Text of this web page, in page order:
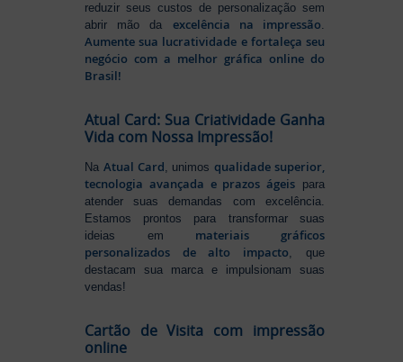
reduzir seus custos de personalização sem
abrir mão da excelência na impressão.
Aumente sua lucratividade e fortaleça seu
negócio com a melhor gráfica online do
Brasil!
Atual Card: Sua Criatividade Ganha
Vida com Nossa Impressão!
Na Atual Card , unimos qualidade superior,
tecnologia avançada e prazos ágeispara
atender suas demandas com excelência.
Estamos prontos para transformar suas
ideias em materiais gráficos
personalizados de alto impacto , que
destacam sua marca e impulsionam suas
vendas!
Cartão de Visita com impressão
online